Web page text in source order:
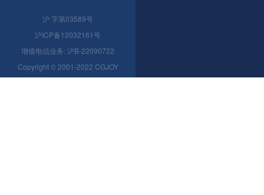
沪 字第03589号
沪ICP备12032161号
增值电信业务: 沪B-22090722
Copyright © 2001-2022 CGJOY